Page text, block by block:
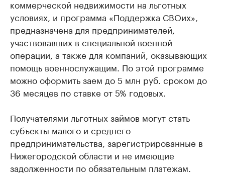
коммерческой недвижимости на льготных
условиях, и программа «Поддержка СВОих»,
предназначена для предпринимателей,
участвовавших в специальной военной
операции, а также для компаний, оказывающих
помощь военнослужащим. По этой программе
можно оформить заем до 5 млн руб. сроком до
36 месяцев по ставке от 5% годовых.
Получателями льготных займов могут стать
субъекты малого и среднего
предпринимательства, зарегистрированные в
Нижегородской области и не имеющие
задолженности по обязательным платежам.